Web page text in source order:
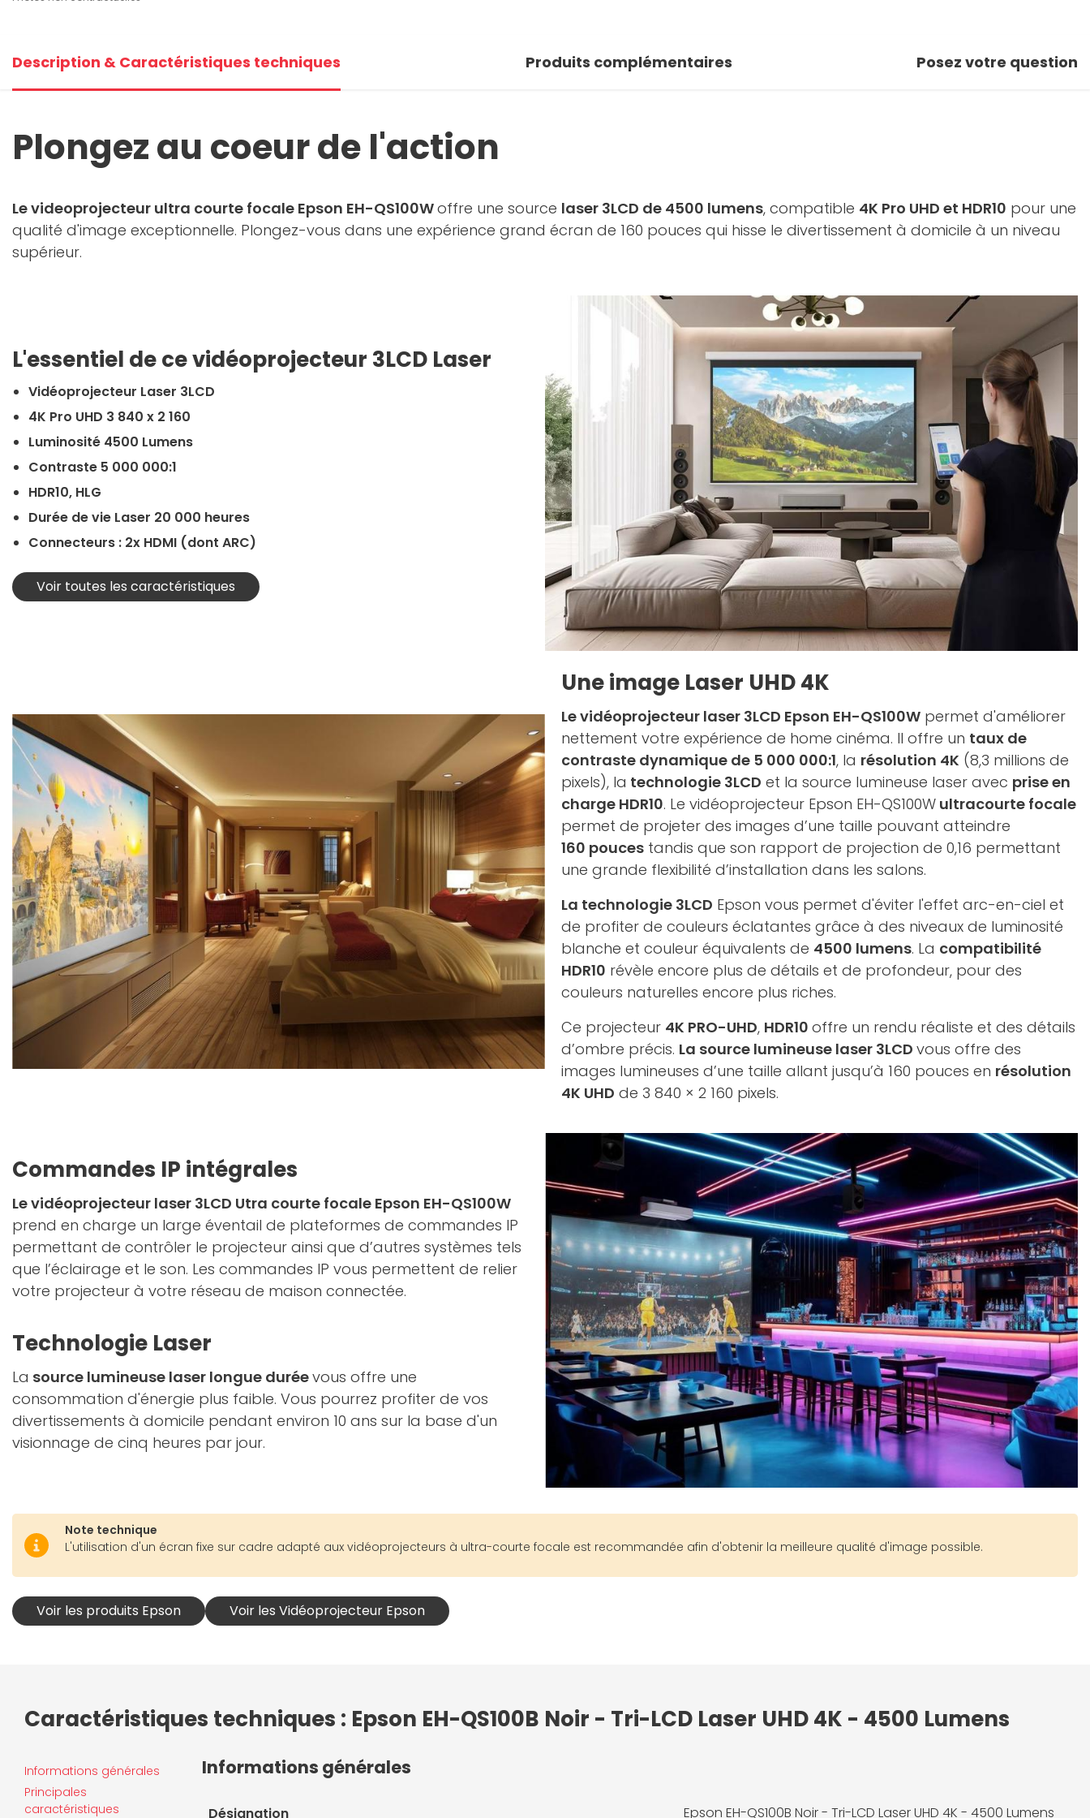
Description & Caractéristiques techniques Produits complémentaires Posez votre question
Plongez au coeur de l'action
Le videoprojecteur ultra courte focale Epson EH-QS100Woffre une source laser 3LCD de 4500 lumens, compatible 4K Pro UHD et HDR10 pour une
qualité d'image exceptionnelle. Plongez-vous dans une expérience grand écran de 160 pouces qui hisse le divertissement à domicile à un niveau
supérieur.
L'essentiel de ce vidéoprojecteur 3LCD Laser
Vidéoprojecteur Laser 3LCD
4K Pro UHD 3 840 x 2 160
Luminosité 4500 Lumens
Contraste 5 000 000:1
HDR10, HLG
Durée de vie Laser 20 000 heures
Connecteurs : 2x HDMI (dont ARC)
Voir toutes les caractéristiques
Une image Laser UHD 4K
Le vidéoprojecteur laser 3LCD Epson EH-QS100W permet d'améliorer
nettement votre expérience de home cinéma. Il offre un taux de
contraste dynamique de 5 000 000:1, la résolution 4K (8,3 millions de
pixels), la technologie 3LCD et la source lumineuse laser avec prise en
charge HDR10. Le vidéoprojecteur Epson EH-QS100W ultracourte focale
permet de projeter des images d’une taille pouvant atteindre
160 pouces tandis que son rapport de projection de 0,16 permettant
une grande flexibilité d’installation dans les salons.
La technologie 3LCD Epson vous permet d'éviter l'effet arc-en-ciel et
de profiter de couleurs éclatantes grâce à des niveaux de luminosité
blanche et couleur équivalents de 4500 lumens. La compatibilité
HDR10 révèle encore plus de détails et de profondeur, pour des
couleurs naturelles encore plus riches.
Ce projecteur 4K PRO-UHD, HDR10 offre un rendu réaliste et des détails
d’ombre précis. La source lumineuse laser 3LCD vous offre des
images lumineuses d’une taille allant jusqu’à 160 pouces en résolution
4K UHD de 3 840 × 2 160 pixels.
Commandes IP intégrales
Le vidéoprojecteur laser 3LCD Utra courte focale Epson EH-QS100W
prend en charge un large éventail de plateformes de commandes IP
permettant de contrôler le projecteur ainsi que d’autres systèmes tels
que l’éclairage et le son. Les commandes IP vous permettent de relier
votre projecteur à votre réseau de maison connectée.
Technologie Laser
La source lumineuse laser longue duréevous offre une
consommation d'énergie plus faible. Vous pourrez profiter de vos
divertissements à domicile pendant environ 10 ans sur la base d'un
visionnage de cinq heures par jour.
Note technique
L'utilisation d'un écran fixe sur cadre adapté aux vidéoprojecteurs à ultra-courte focale est recommandée afin d'obtenir la meilleure qualité d'image possible.
Voir les produits Epson Voir les Vidéoprojecteur Epson
Caractéristiques techniques : Epson EH-QS100B Noir - Tri-LCD Laser UHD 4K - 4500 Lumens
Informations générales
Principales
caractéristiques
Informations générales
Désignation Epson EH-QS100B Noir - Tri-LCD Laser UHD 4K - 4500 Lumens